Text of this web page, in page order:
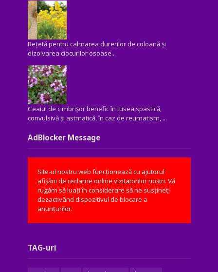
Rețetă pentru calmarea durerilor de coloană și
dizolvarea ciocurilor osoase...
Ceaiul de cimbrișor benefic în tusea spastică,
convulsivă şi astmatică, în caz de reumatism, ...
AdBlocker Message
Site-ul nostru web funcționează cu ajutorul
afișării de reclame online vizitatorilor noștri. Vă
rugăm să luați în considerare să ne susțineți
dezactivând dispozitivul de blocare a
anunțurilor.
TAG-uri